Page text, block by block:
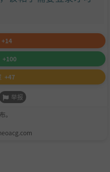
+14
+100
+47
举报
。